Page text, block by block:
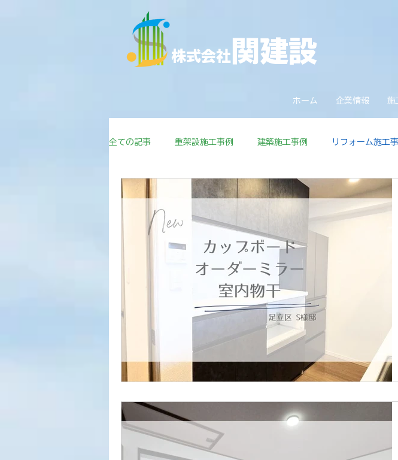
株式会社 関建設
ホーム 企業情報 施
全ての記事 重架設施工事例 建築施工事例 リフォーム施工
お家情報